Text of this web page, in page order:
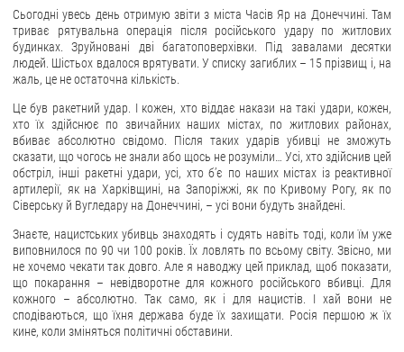
Drone Deals
Фотогалерея
Відеогалерея
Звернення громадян
Електронне звернення
ДОСТУП ДО ПУБЛІЧНОЇ ІНФОРМАЦІЇ
Організація доступу до публічної інформації
Запит на отримання публічної інформації
Облік публічної інформації
Питання запобігання корупції
Публічні закупівлі
Сьогодні увесь день отримую звіти з міста Часів Яр на Донеччині. Там
триває рятувальна операція після російського удару по житлових
будинках. Зруйновані дві багатоповерхівки. Під завалами десятки
людей. Шістьох вдалося врятувати. У списку загиблих – 15 прізвищ і, на
жаль, це не остаточна кількість.
Це був ракетний удар. І кожен, хто віддає накази на такі удари, кожен,
хто їх здійснює по звичайних наших містах, по житлових районах,
вбиває абсолютно свідомо. Після таких ударів убивці не зможуть
сказати, що чогось не знали або щось не розуміли… Усі, хто здійснив цей
обстріл, інші ракетні удари, усі, хто б’є по наших містах із реактивної
артилерії, як на Харківщині, на Запоріжжі, як по Кривому Рогу, як по
Сіверську й Вугледару на Донеччині, – усі вони будуть знайдені.
Знаєте, нацистських убивць знаходять і судять навіть тоді, коли їм уже
виповнилося по 90 чи 100 років. Їх ловлять по всьому світу. Звісно, ми
не хочемо чекати так довго. Але я наводжу цей приклад, щоб показати,
що покарання – невідворотне для кожного російського вбивці. Для
кожного – абсолютно. Так само, як і для нацистів. І хай вони не
сподіваються, що їхня держава буде їх захищати. Росія першою ж їх
кине, коли зміняться політичні обставини.